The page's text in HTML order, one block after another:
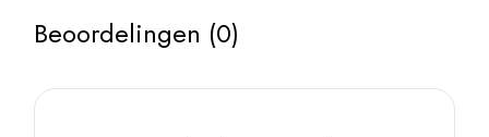
Beoordelingen (0)